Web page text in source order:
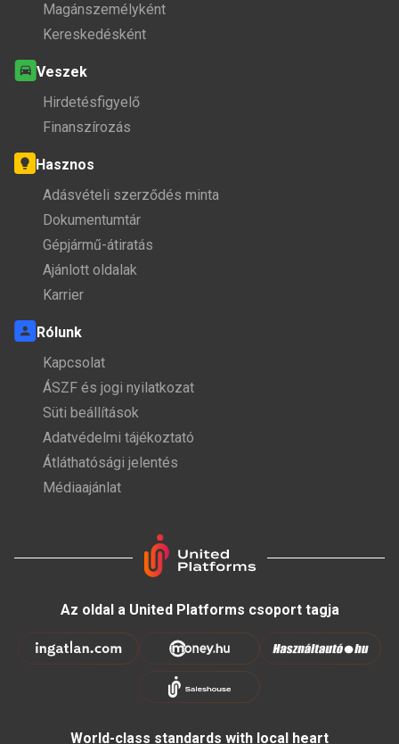
Magánszemélyként
Kereskedésként
Veszek
Hirdetésfigyelő
Finanszírozás
Hasznos
Adásvételi szerződés minta
Dokumentumtár
Gépjármű-átiratás
Ajánlott oldalak
Karrier
Rólunk
Kapcsolat
ÁSZF és jogi nyilatkozat
Süti beállítások
Adatvédelmi tájékoztató
Átláthatósági jelentés
Médiaajánlat
Az oldal a United Platforms csoport tagja
World-class standards with local heart